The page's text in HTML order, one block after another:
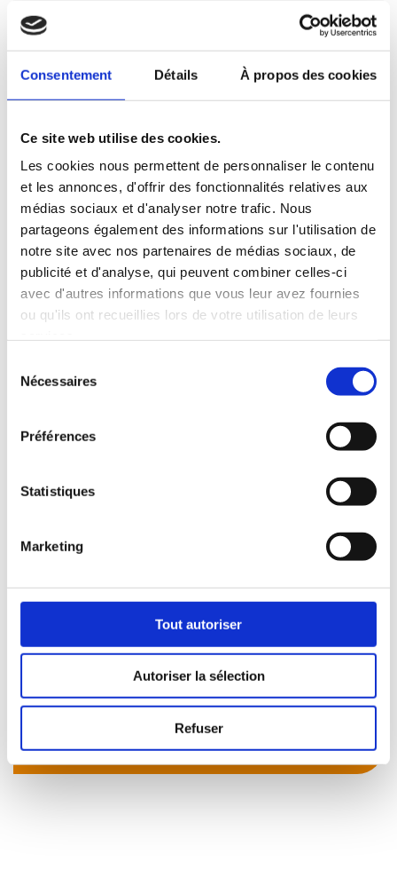
Consentement Détails À propos des cookies
Ce site web utilise des cookies.
Les cookies nous permettent de personnaliser le contenu
et les annonces, d'offrir des fonctionnalités relatives aux
médias sociaux et d'analyser notre trafic. Nous
partageons également des informations sur l'utilisation de
notre site avec nos partenaires de médias sociaux, de
publicité et d'analyse, qui peuvent combiner celles-ci
avec d'autres informations que vous leur avez fournies
ou qu'ils ont recueillies lors de votre utilisation de leurs
Nécessaires
Préférences
Statistiques
Marketing
Tout autoriser
Autoriser la sélection
Refuser
– Plan sur-mesure et personnalisé de 2 à 5
– Mode de chauffage au choix
– Grands choix d’équipements et de prestations
– Matériaux de qualité selon les normes en
– Accompagnement dans le choix et l’acquisition
du terrain
– Construction conforme à la nouvelle RE 2020
Demandez une étude gratuite et personnalisée de
votre projet de construction sur ce terrain !
SUCE-SUR-ERDRE
379 m
158000€
propos de ce bien